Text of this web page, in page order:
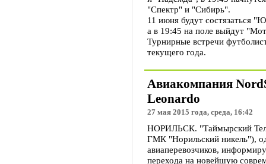
"Спектр" и "Сибирь".
11 июня будут состязаться
а в 19:45 на поле выйдут
Турнирные встречи
текущего года.
Авиакомпания
Leonardo
27 мая 2015 года, среда, 16:42
НОРИЛЬСК. "Таймырский
ГМК "Норильский никель"),
авиаперевозчиков,
перехода на новейшую